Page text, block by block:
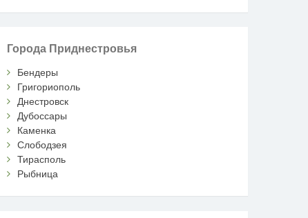
Города Приднестровья
Бендеры
Григориополь
Днестровск
Дубоссары
Каменка
Слободзея
Тирасполь
Рыбница